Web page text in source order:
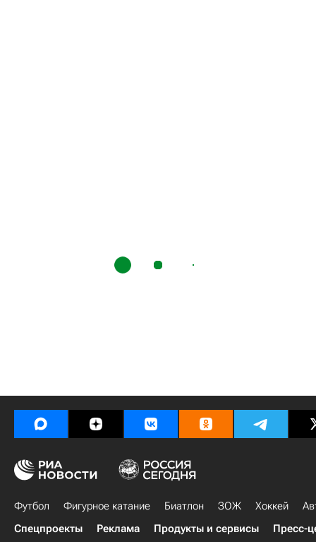
Футбол Фигурное катание Биатлон ЗОЖ Хоккей
Спецпроекты
Реклама Продукты и сервисы Пресс-